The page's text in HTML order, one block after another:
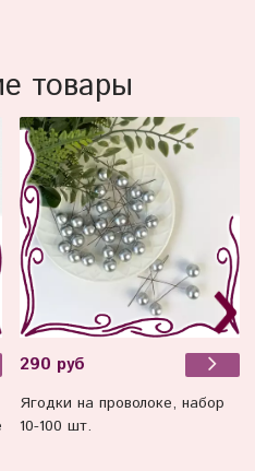
товары
290 руб
Ягодки на проволоке, набор
10-100 шт.